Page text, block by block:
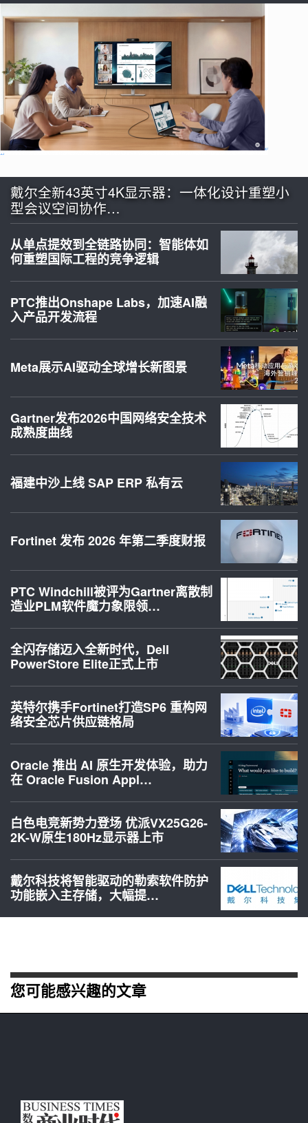
戴尔全新43英寸4K显示器：一体化设计重塑小
型会议空间协作…
从单点提效到全链路协同：智能体如
何重塑国际工程的竞争逻辑
PTC推出Onshape Labs，加速AI融
入产品开发流程
Meta展示AI驱动全球增长新图景
Gartner发布2026中国网络安全技术
成熟度曲线
福建中沙上线 SAP ERP 私有云
Fortinet 发布 2026 年第二季度财报
PTC Windchill被评为Gartner离散制
造业PLM软件魔力象限领…
全闪存储迈入全新时代，Dell
PowerStore Elite正式上市
英特尔携手Fortinet打造SP6 重构网
络安全芯片供应链格局
Oracle 推出 AI 原生开发体验，助力
在 Oracle Fusion Appl…
白色电竞新势力登场 优派VX25G26-
2K-W原生180Hz显示器上市
戴尔科技将智能驱动的勒索软件防护
功能嵌入主存储，大幅提…
您可能感兴趣的文章